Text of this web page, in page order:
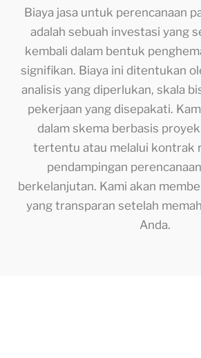
Biaya jasa untuk perencanaan
adalah sebuah investasi yang
kembali dalam bentuk
signifikan. Biaya ini ditentukan
analisis yang diperlukan, skala
pekerjaan yang disepakati.
dalam skema berbasis
tertentu atau melalui kontrak
pendampingan
berkelanjutan. Kami akan
yang transparan setelah
Anda.